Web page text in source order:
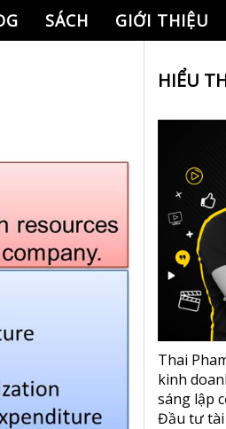
SÁCH GIỚI THIỆU
HIỂU
Thai
kinh
sáng lập
Đầu tư